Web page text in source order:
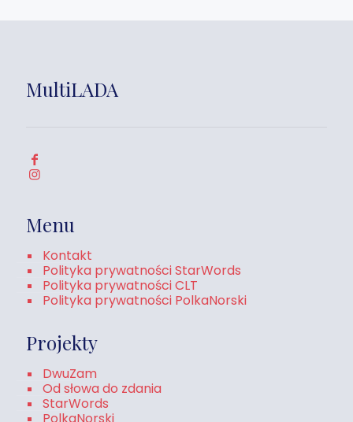
MultiLADA
Menu
Kontakt
Polityka prywatności StarWords
Polityka prywatności CLT
Polityka prywatności PolkaNorski
Projekty
DwuZam
Od słowa do zdania
StarWords